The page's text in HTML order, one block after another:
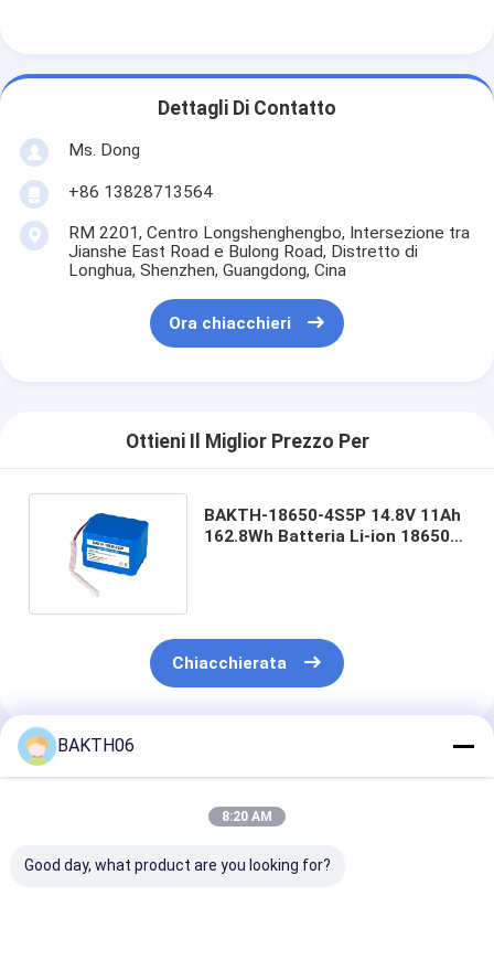
Dettagli Di Contatto
Ms. Dong
+86 13828713564
RM 2201, Centro Longshenghengbo, Intersezione tra
Jianshe East Road e Bulong Road, Distretto di
Longhua, Shenzhen, Guangdong, Cina
Ora chiacchieri
Ottieni Il Miglior Prezzo Per
BAKTH-18650-4S5P 14.8V 11Ah
162.8Wh Batteria Li-ion 18650
Chiacchierata
Prodotti Raccomandati
BAKTH06
8:20 AM
Good day, what product are you looking for?